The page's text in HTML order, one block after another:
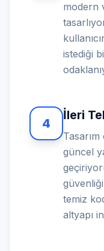
modern
istediği
4
İleri
güncel
temiz
altyapı